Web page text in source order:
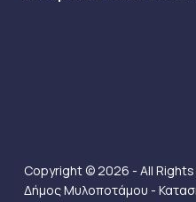
Copyright © 2026 - All
Δήμος Μυλοποτάμου -